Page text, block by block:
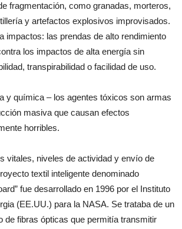
fragmentación, como granadas, morteros,
y artefactos explosivos improvisados.
impactos: las prendas de alto rendimiento
los impactos de alta energía sin
transpirabilidad o facilidad de uso.
y química – los agentes tóxicos son armas
masiva que causan efectos
horribles.
vitales, niveles de actividad y envío de
textil inteligente denominado
fue desarrollado en 1996 por el Instituto
(EE.UU.) para la NASA. Se trataba de un
de fibras ópticas que permitía transmitir